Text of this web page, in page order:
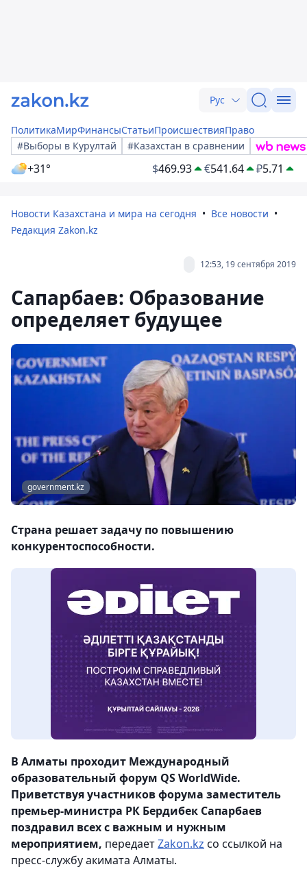
Рус
ПолитикаМирФинансыСтатьиПроисшествияПраво
#Выборы в Курултай
#Казахстан в сравнении
+31° $469.93 €541.64 ₽5.71
Новости Казахстана и мира на сегодня
Все новости
Редакция Zakon.kz
12:53, 19 сентября 2019
Сапарбаев: Образование
определяет будущее
government.kz
Страна решает задачу по повышению
конкурентоспособности.
В Алматы проходит Международный
образовательный форум QS WorldWide.
Приветствуя участников форума заместитель
премьер-министра РК Бердибек Сапарбаев
поздравил всех с важным и нужным
мероприятием, передаетZakon.kz со ссылкой на
пресс-службу акимата Алматы.